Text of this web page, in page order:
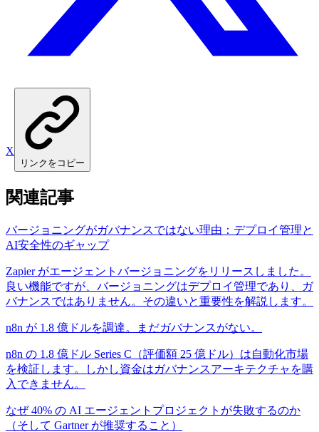
X
リンクをコピー
関連記事
バージョニングがガバナンスではない理由：デプロイ管理と
AI安全性のギャップ
Zapier がエージェントバージョニングをリリースしました。
良い機能ですが、バージョニングはデプロイ管理であり、ガ
バナンスではありません。その違いと重要性を解説します。
n8n が 1.8 億ドルを調達。まだガバナンスがない。
n8n の 1.8 億ドル Series C（評価額 25 億ドル）は自動化市場
を検証します。しかし資金はガバナンスアーキテクチャを購
入できません。
なぜ 40% の AI エージェントプロジェクトが失敗するのか
（そして Gartner が推奨すること）